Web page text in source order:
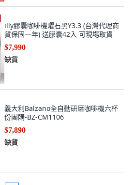
illy膠囊咖啡機曜石黑Y3.3 (台灣代理商
貨保固一年) 送膠囊42入 可現場取貨
$7,990
缺貨
義大利Balzano全自動研磨咖啡機六杯
份團購-BZ-CM1106
$7,890
缺貨